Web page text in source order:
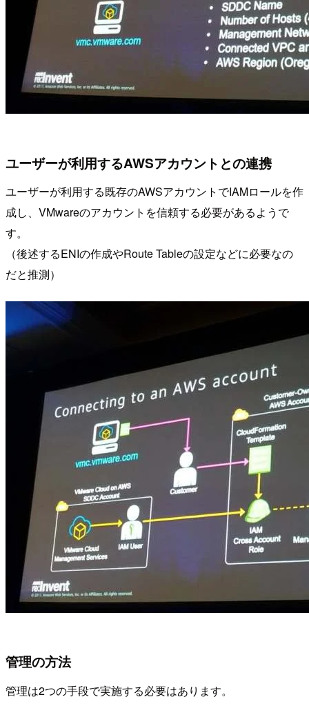
ユーザーが利用するAWSアカウントとの連携
ユーザーが利用する既存のAWSアカウントでIAMロールを作
成し、VMwareのアカウントを信頼する必要があるようで
す。
（後述するENIの作成やRoute Tableの設定などに必要なの
だと推測）
管理の方法
管理は2つの手段で実施する必要はあります。